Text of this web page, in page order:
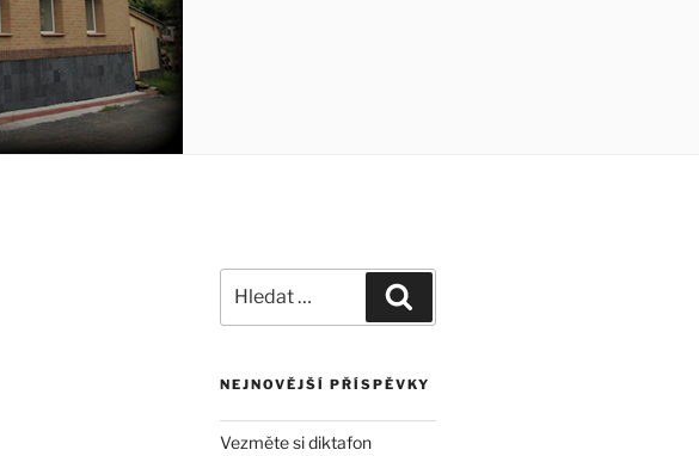
NEJNOVĚJŠÍ PŘÍSPĚVKY
Vezměte si diktafon